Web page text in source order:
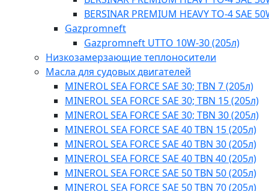
BERSINAR PREMIUM HEAVY TO-4 SAE
Gazpromneft
Gazpromneft UTTO 10W-30 (205л)
Низкозамерзающие теплоносители
Масла для судовых двигателей
MINEROL SEA FORCE SAE 30; TBN 7 (205л)
MINEROL SEA FORCE SAE 30; TBN 15 (205л)
MINEROL SEA FORCE SAE 30; TBN 30 (205л)
MINEROL SEA FORCE SAE 40 TBN 15 (205л)
MINEROL SEA FORCE SAE 40 TBN 30 (205л)
MINEROL SEA FORCE SAE 40 TBN 40​ (205л)
MINEROL SEA FORCE SAE 50 TBN 50 (205л)
MINEROL SEA FORCE SAE 50 TBN 70 (205л)